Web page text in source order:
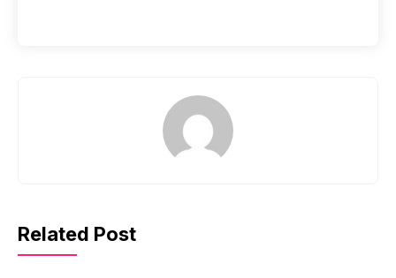
Related Post